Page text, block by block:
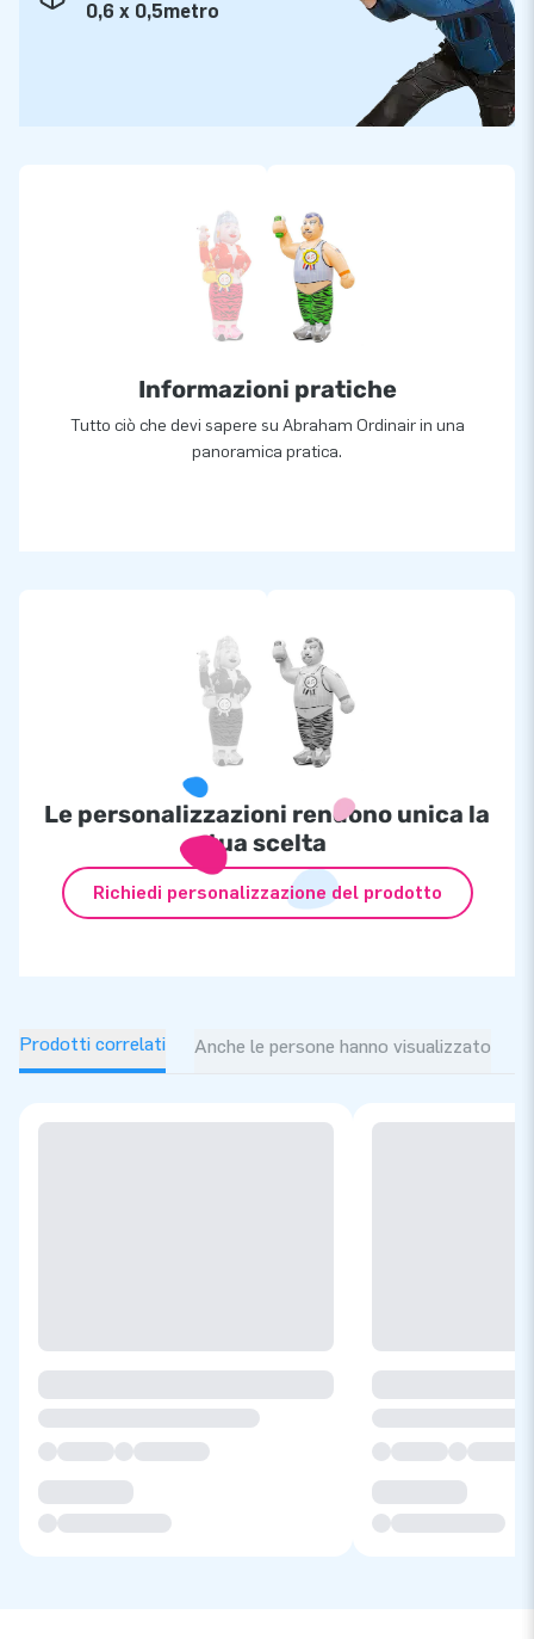
0,6 x 0,5metro
Informazioni pratiche
Tutto ciò che devi sapere su Abraham Ordinair in una
panoramica pratica.
Le personalizzazioni rendono unica la
tua scelta
Richiedi personalizzazione del prodotto
Prodotti correlati Anche le persone hanno visualizzato